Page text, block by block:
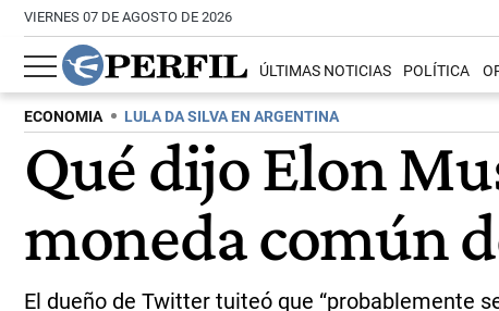
VIERNES 07 DE AGOSTO DE 2026
ÚLTIMAS NOTICIAS POLÍTICA
ECONOMIA LULA DA SILVA EN ARGENTINA
Qué dijo Elon
moneda común
El dueño de Twitter tuiteó que “probablemente